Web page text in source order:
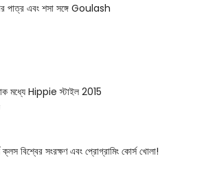
পাত্র এবং শসা সঙ্গে Goulash
মধ্যে Hippie স্টাইল 2015
ক্লস বিশ্বের সংরক্ষণ এবং প্রোগ্রামিং কোর্স খোলা!